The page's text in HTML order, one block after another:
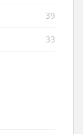
39
33